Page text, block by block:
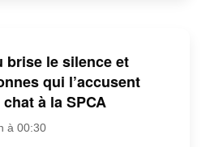
brise le silence et
qui l’accusent
à la SPCA
à 00:30